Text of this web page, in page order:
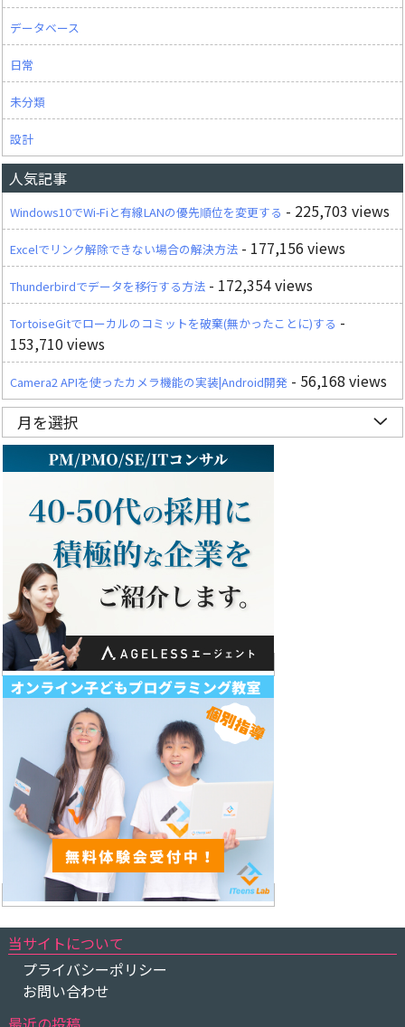
データベース
日常
未分類
設計
人気記事
Windows10でWi-Fiと有線LANの優先順位を変更する - 225,703 views
Excelでリンク解除できない場合の解決方法 - 177,156 views
Thunderbirdでデータを移行する方法 - 172,354 views
TortoiseGitでローカルのコミットを破棄(無かったことに)する -
153,710 views
Camera2 APIを使ったカメラ機能の実装|Android開発 - 56,168 views
月を選択
当サイトについて
プライバシーポリシー
お問い合わせ